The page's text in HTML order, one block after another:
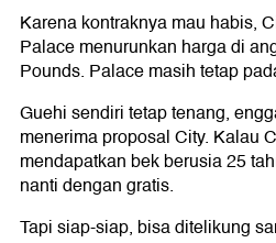
Karena kontraknya mau habis,
Palace menurunkan harga di
Pounds. Palace masih tetap
Guehi sendiri tetap tenang,
menerima proposal City. Kalau
mendapatkan bek berusia 25
nanti dengan gratis.
Tapi siap-siap, bisa ditelikung